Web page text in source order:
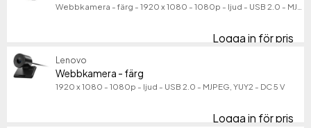
2560 x 1440 4
Produktlinje
Kameratyp
Kameratyp
Webbkamera - färg - 1920 x 1080 - 1080p - ljud - USB 2.0 - MJPEG, YUY2
Logga in för pris
Lenovo
Webbkamera - färg
1920 x 1080 - 1080p - ljud - USB 2.0 - MJPEG, YUY2 - DC 5 V
Logga in för pris